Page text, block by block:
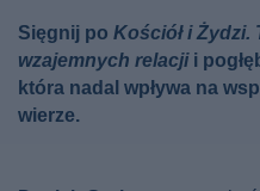
Sięgnij po Kościół i Żydzi.
wzajemnych relacjii
która nadal wpływa na
wierze.